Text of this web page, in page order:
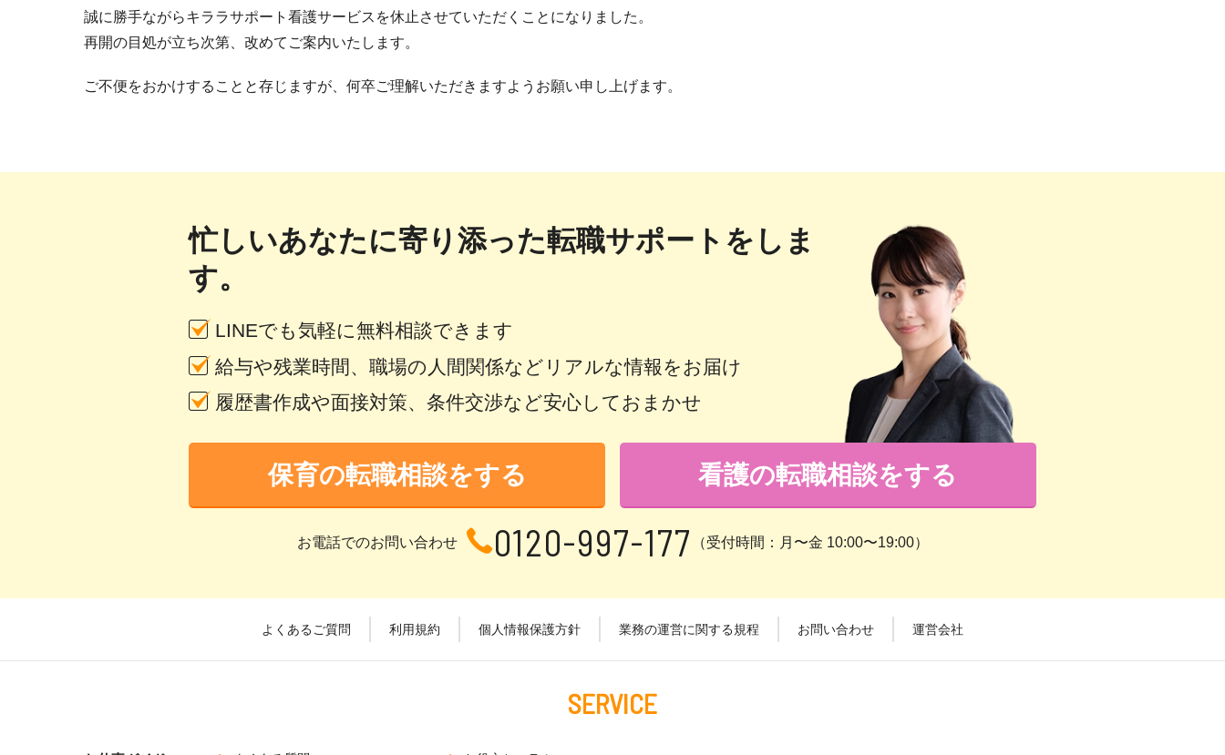
誠に勝手ながらキララサポート看護サービスを休止させていただくことになりました。
再開の目処が立ち次第、改めてご案内いたします。
ご不便をおかけすることと存じますが、何卒ご理解いただきますようお願い申し上げます。
忙しいあなたに寄り添った転職サポートをしま
す。
LINEでも気軽に無料相談できます
給与や残業時間、職場の人間関係などリアルな情報をお届け
履歴書作成や面接対策、条件交渉など安心しておまかせ
保育の転職相談をする 看護の転職相談をする
お電話でのお問い合わせ 0120-997-177 （受付時間：月〜金 10:00〜19:00）
よくあるご質問 利用規約 個人情報保護方針 業務の運営に関する規程 お問い合わせ 運営会社
SERVICE